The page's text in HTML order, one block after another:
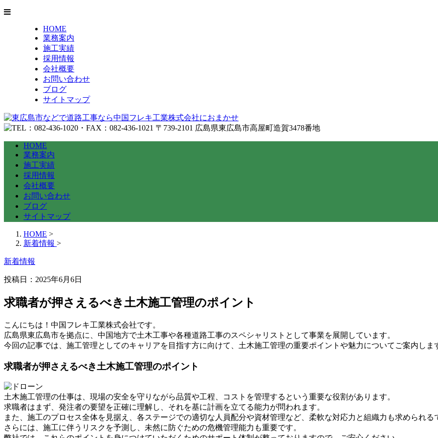
HOME
業務案内
施工実績
採用情報
会社概要
お問い合わせ
ブログ
サイトマップ
HOME
業務案内
施工実績
採用情報
会社概要
お問い合わせ
ブログ
サイトマップ
HOME >
新着情報 >
新着情報
投稿日：2025年6月6日
求職者が押さえるべき土木施工管理のポイント
こんにちは！中国フレキ工業株式会社です。
広島県東広島市を拠点に、中国地方で土木工事や各種道路工事のスペシャリストとして事業を展開しています。
今回の記事では、施工管理としてのキャリアを目指す方に向けて、土木施工管理の重要ポイントや魅力についてご案内しま
求職者が押さえるべき土木施工管理のポイント
土木施工管理の仕事は、現場の安全を守りながら品質や工程、コストを管理するという重要な役割があります。
求職者はまず、発注者の要望を正確に理解し、それを基に計画を立てる能力が問われます。
また、施工のプロセス全体を見据え、各ステージでの適切な人員配分や資材管理など、柔軟な対応力と組織力も求められる
さらには、施工に伴うリスクを予測し、未然に防ぐための危機管理能力も重要です。